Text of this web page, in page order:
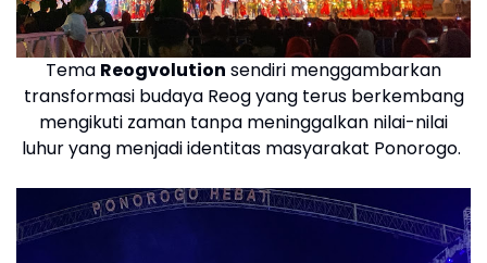
Tema Reogvolution sendiri menggambarkan
transformasi budaya Reog yang terus berkembang
mengikuti zaman tanpa meninggalkan nilai-nilai
luhur yang menjadi identitas masyarakat Ponorogo.